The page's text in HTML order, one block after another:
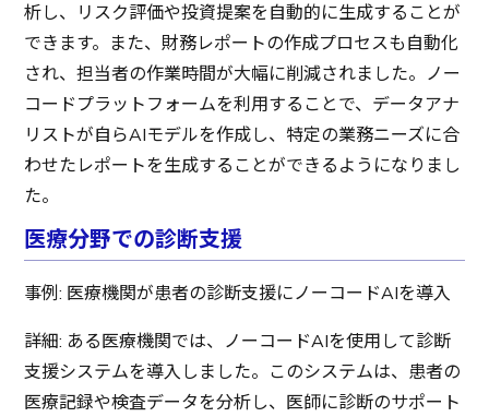
析し、リスク評価や投資提案を自動的に生成することが
できます。また、財務レポートの作成プロセスも自動化
され、担当者の作業時間が大幅に削減されました。ノー
コードプラットフォームを利用することで、データアナ
リストが自らAIモデルを作成し、特定の業務ニーズに合
わせたレポートを生成することができるようになりまし
た。
医療分野での診断支援
事例: 医療機関が患者の診断支援にノーコードAIを導入
詳細: ある医療機関では、ノーコードAIを使用して診断
支援システムを導入しました。このシステムは、患者の
医療記録や検査データを分析し、医師に診断のサポート